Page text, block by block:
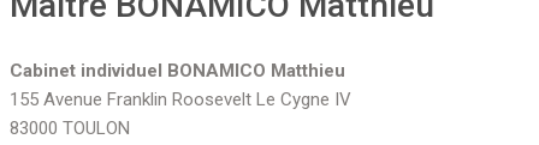
Cabinet individuel BONAMICO Matthieu
155 Avenue Franklin Roosevelt Le Cygne IV
83000 TOULON